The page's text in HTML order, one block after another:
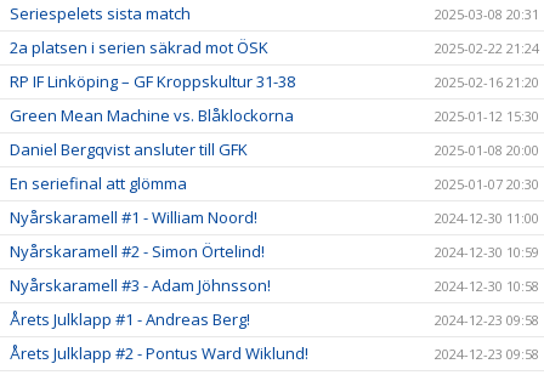
Seriespelets sista match 2025-03-08 20:31
2a platsen i serien säkrad mot ÖSK 2025-02-22 21:24
RP IF Linköping – GF Kroppskultur 31-38 2025-02-16 21:20
Green Mean Machine vs. Blåklockorna 2025-01-12 15:30
Daniel Bergqvist ansluter till GFK 2025-01-08 20:00
En seriefinal att glömma 2025-01-07 20:30
Nyårskaramell #1 - William Noord! 2024-12-30 11:00
Nyårskaramell #2 - Simon Örtelind! 2024-12-30 10:59
Nyårskaramell #3 - Adam Jöhnsson! 2024-12-30 10:58
Årets Julklapp #1 - Andreas Berg! 2024-12-23 09:58
Årets Julklapp #2 - Pontus Ward Wiklund! 2024-12-23 09:58